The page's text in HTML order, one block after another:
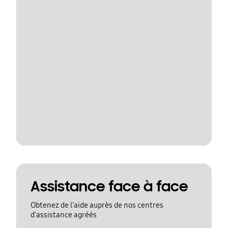
Assistance face à face
Obtenez de l'aide auprès de nos centres
d'assistance agréés